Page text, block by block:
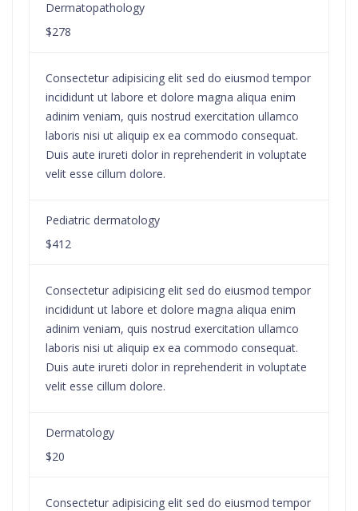
Dermatopathology
$278
Consectetur adipisicing elit sed do eiusmod tempor
incididunt ut labore et dolore magna aliqua enim
adinim veniam, quis nostrud exercitation ullamco
laboris nisi ut aliquip ex ea commodo consequat.
Duis aute irureti dolor in reprehenderit in voluptate
velit esse cillum dolore.
Pediatric dermatology
$412
Consectetur adipisicing elit sed do eiusmod tempor
incididunt ut labore et dolore magna aliqua enim
adinim veniam, quis nostrud exercitation ullamco
laboris nisi ut aliquip ex ea commodo consequat.
Duis aute irureti dolor in reprehenderit in voluptate
velit esse cillum dolore.
Dermatology
$20
Consectetur adipisicing elit sed do eiusmod tempor